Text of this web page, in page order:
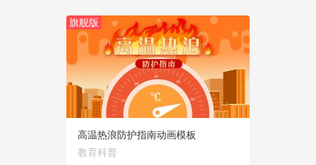
旗舰版
预览
使用
高温热浪防护指南动画模板
教育科普